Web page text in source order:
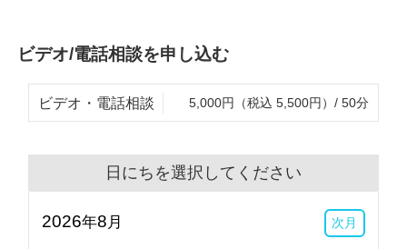
ビデオ/電話相談を申し込む
ビデオ・電話相談 5,000円（税込 5,500円）/ 50分
日にちを選択してください
2026年8 月 次月